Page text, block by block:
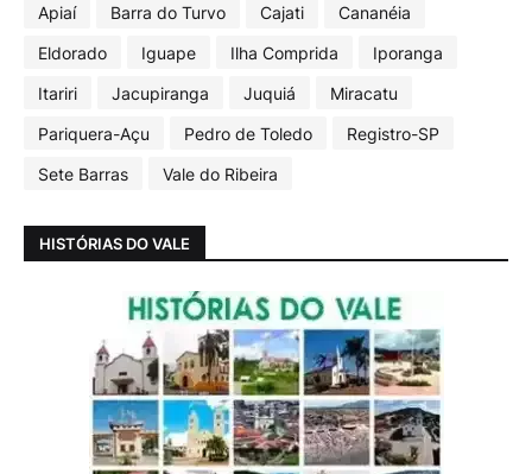
Apiaí Barra do Turvo Cajati
Cananéia
Eldorado
Iguape Ilha Comprida
Iporanga
Itariri
Jacupiranga Juquiá
Miracatu
Pariquera-Açu
Pedro de Toledo
Registro-SP
Sete Barras
Vale do Ribeira
HISTÓRIAS DO VALE